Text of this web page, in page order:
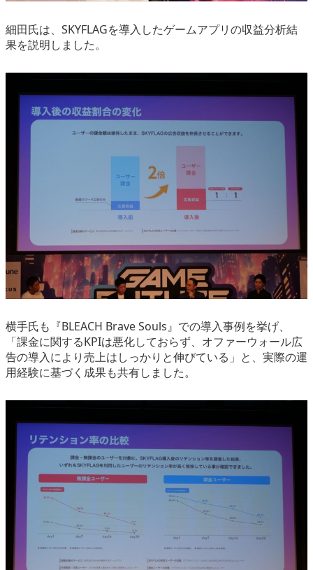
細田氏は、SKYFLAGを導入したゲームアプリの収益分析結
果を説明しました。
横手氏も『BLEACH Brave Souls』での導入事例を挙げ、
「課金に関するKPIは悪化しておらず、オファーウォール広
告の導入により売上はしっかりと伸びている」と、実際の運
用経験に基づく成果も共有しました。